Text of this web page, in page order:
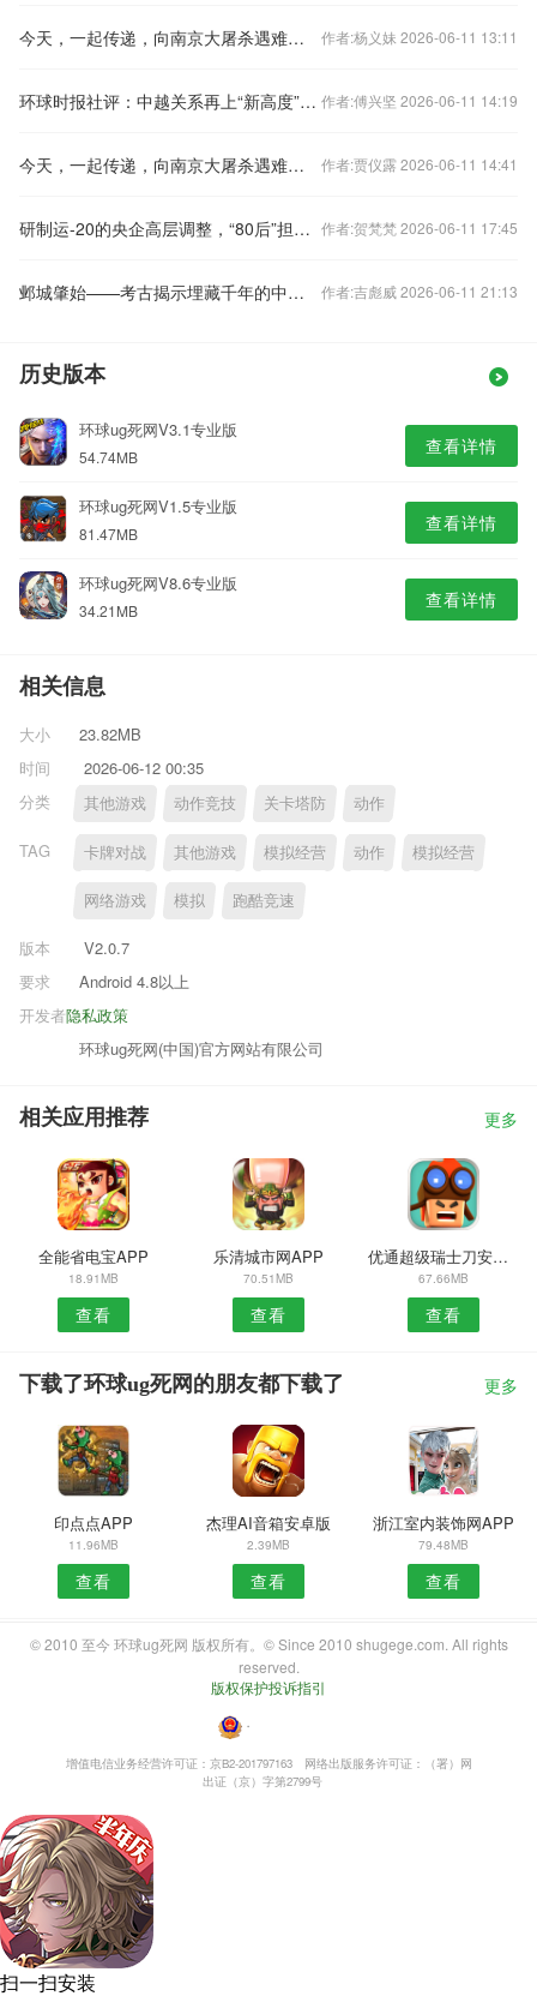
今天，一起传递，向南京大屠杀遇难同胞致哀！ 作者:杨义妹 2026-06-11 13:11
环球时报社评：中越关系再上“新高度”令人期待 作者:傅兴坚 2026-06-11 14:19
今天，一起传递，向南京大屠杀遇难同胞致哀！ 作者:贾仪露 2026-06-11 14:41
研制运-20的央企高层调整，“80后”担任总经理 作者:贺梵梵 2026-06-11 17:45
邺城肇始——考古揭示埋藏千年的中国都城秘密 作者:吉彪威 2026-06-11 21:13
历史版本
环球ug死网V3.1专业版
54.74MB 查看详情
环球ug死网V1.5专业版
81.47MB 查看详情
环球ug死网V8.6专业版
34.21MB 查看详情
相关信息
大小
23.82MB
时间
2026-06-12 00:35
分类
其他游戏 动作竞技 关卡塔防 动作
TAG 卡牌对战 其他游戏 模拟经营 动作 模拟经营
网络游戏 模拟 跑酷竞速
版本
V2.0.7
要求
Android 4.8以上
隐私政策
开发者
环球ug死网(中国)官方网站有限公司
相关应用推荐 更多
全能省电宝APP
18.91MB
查看
乐清城市网APP
70.51MB
查看
优通超级瑞士刀安卓版
67.66MB
查看
下载了环球ug死网的朋友都下载了 更多
印点点APP
11.96MB
查看
杰理AI音箱安卓版
2.39MB
查看
浙江室内装饰网APP
79.48MB
查看
© 2010 至今 环球ug死网 版权所有。© Since 2010 shugege.com. All rights
reserved.
版权保护投诉指引
・
增值电信业务经营许可证：京B2-201797163
网络出版服务许可证：（署）网
出证（京）字第2799号
扫一扫安装